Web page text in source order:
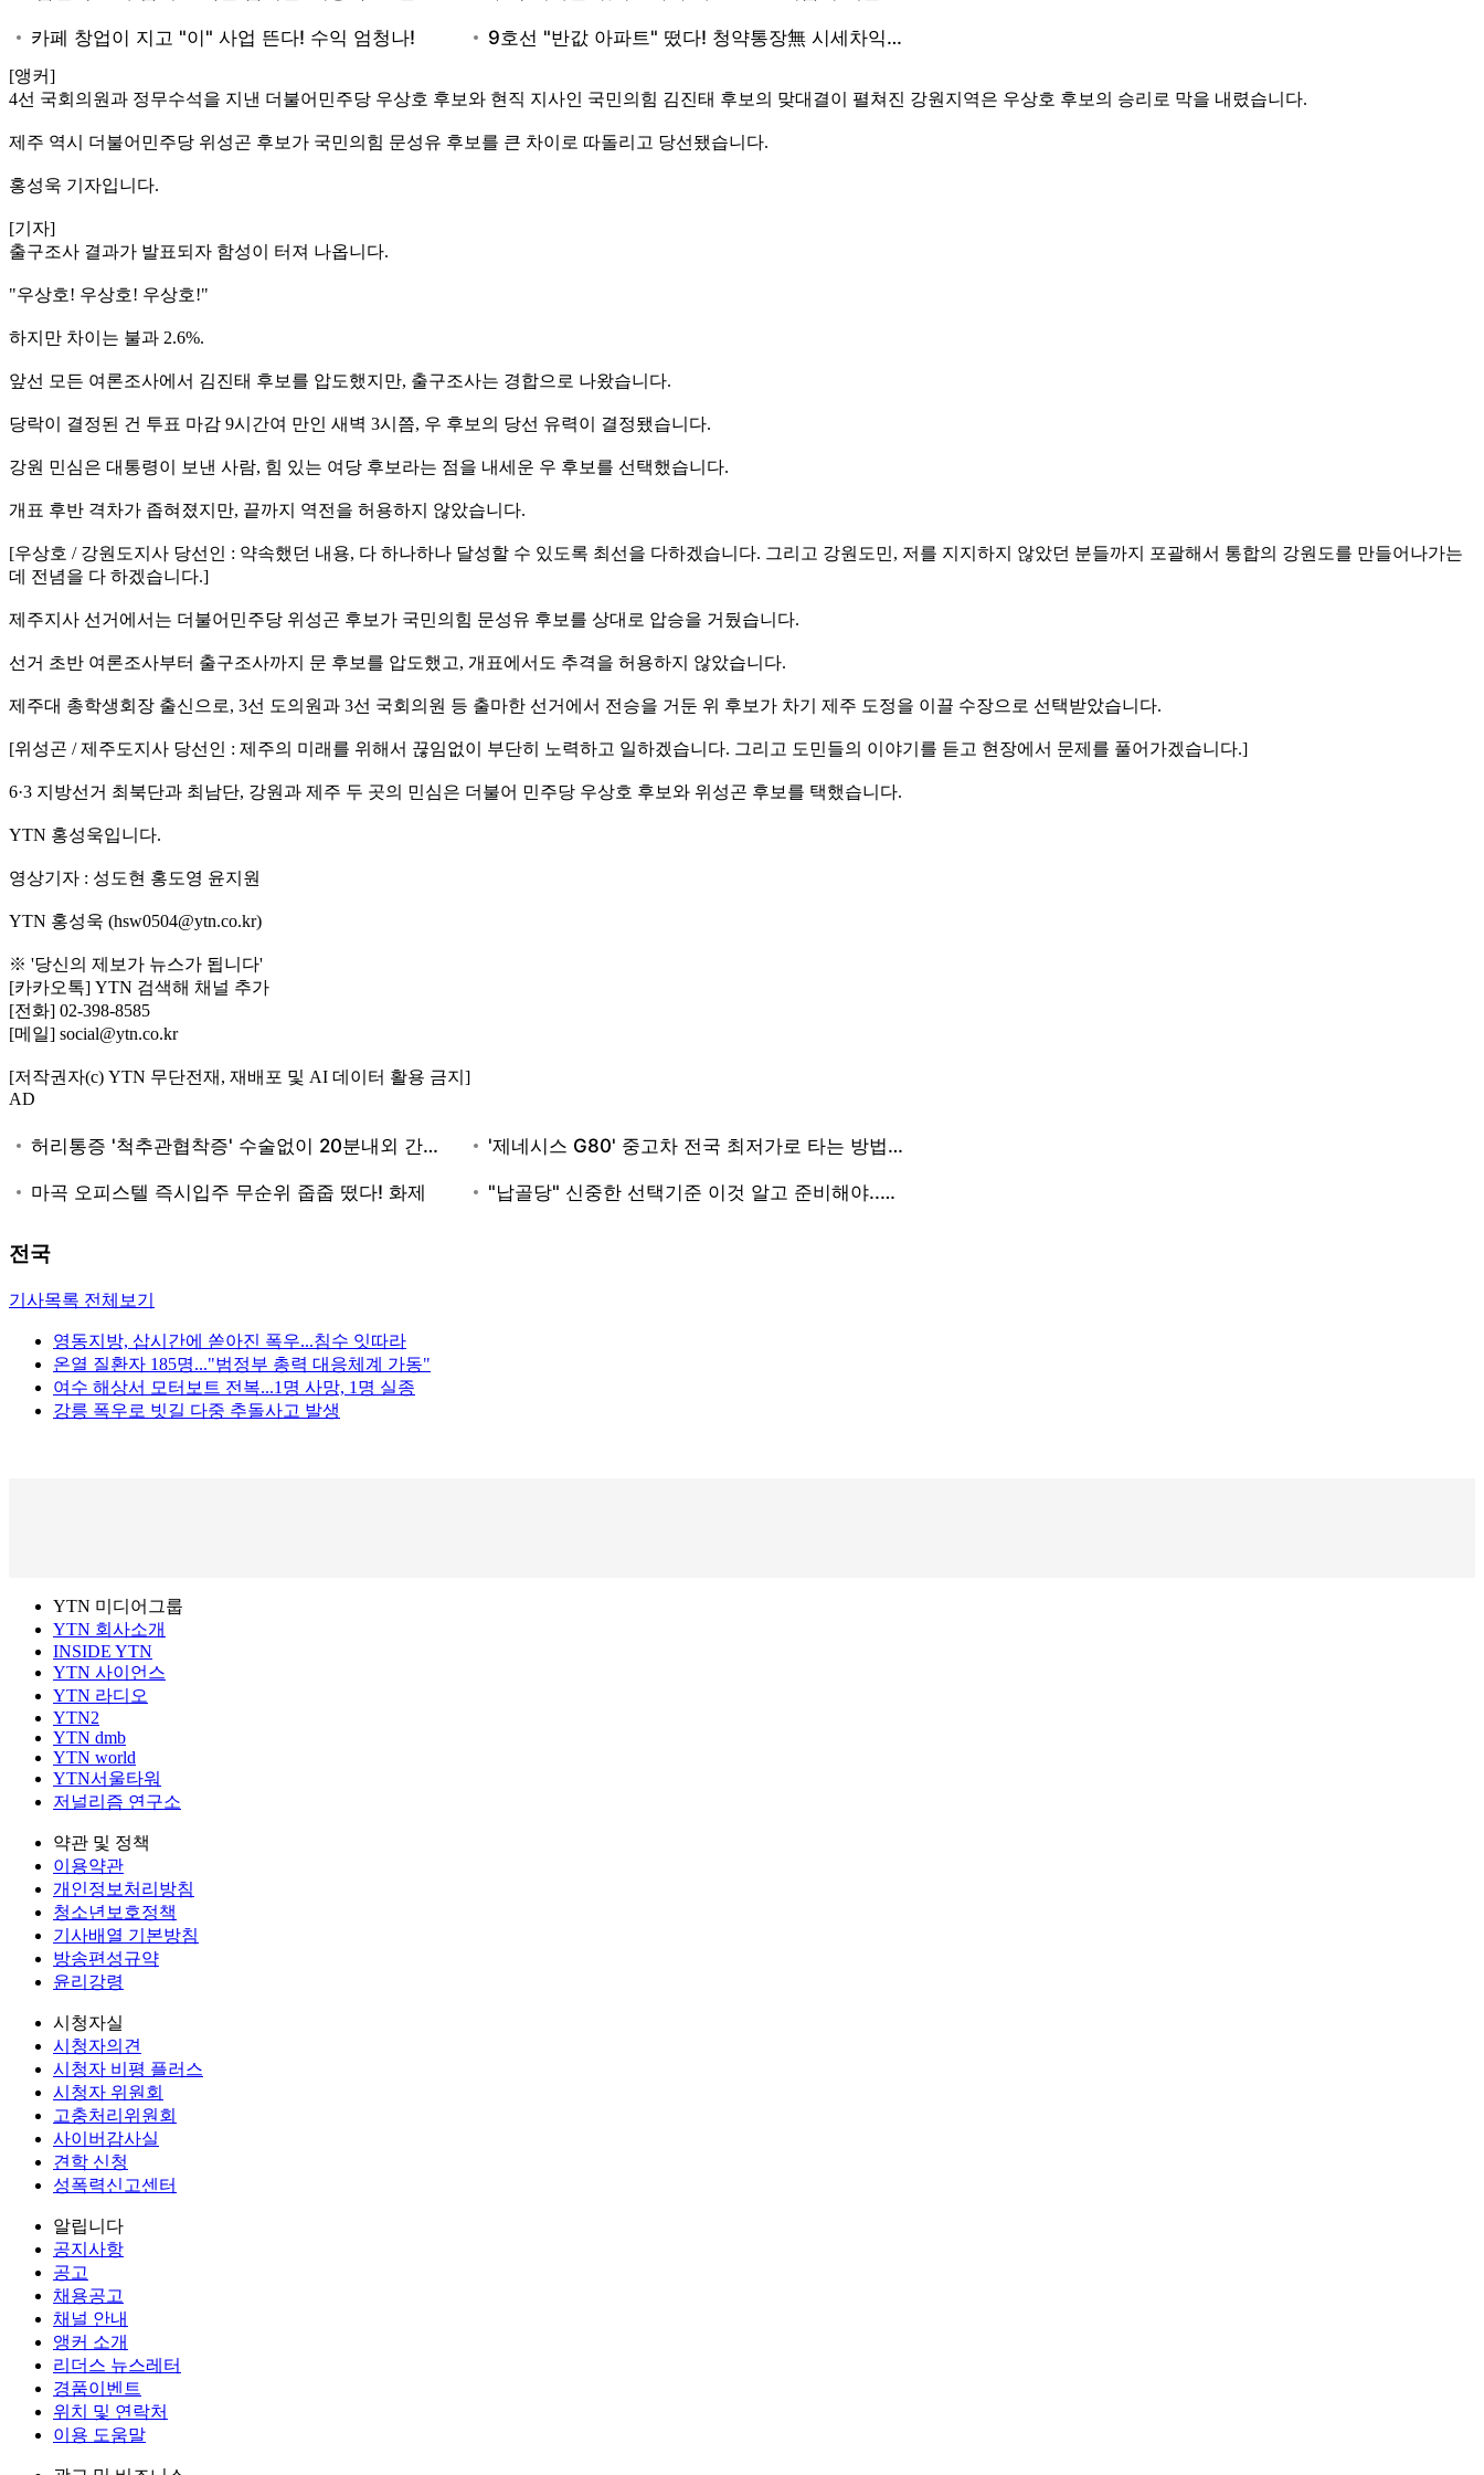
[앵커]
4선 국회의원과 정무수석을 지낸 더불어민주당 우상호 후보와 현직 지사인 국민의힘 김진태 후보의 맞대결이 펼쳐진 강원지역은 우상호 후보의 승리로 막을 내렸습니다.
제주 역시 더불어민주당 위성곤 후보가 국민의힘 문성유 후보를 큰 차이로 따돌리고 당선됐습니다.
홍성욱 기자입니다.
[기자]
출구조사 결과가 발표되자 함성이 터져 나옵니다.
"우상호! 우상호! 우상호!"
하지만 차이는 불과 2.6%.
앞선 모든 여론조사에서 김진태 후보를 압도했지만, 출구조사는 경합으로 나왔습니다.
당락이 결정된 건 투표 마감 9시간여 만인 새벽 3시쯤, 우 후보의 당선 유력이 결정됐습니다.
강원 민심은 대통령이 보낸 사람, 힘 있는 여당 후보라는 점을 내세운 우 후보를 선택했습니다.
개표 후반 격차가 좁혀졌지만, 끝까지 역전을 허용하지 않았습니다.
[우상호 / 강원도지사 당선인 : 약속했던 내용, 다 하나하나 달성할 수 있도록 최선을 다하겠습니다. 그리고 강원도민, 저를 지지하지 않았던 분들까지 포괄해서 통합의 강원도를 만들어나가는
데 전념을 다 하겠습니다.]
제주지사 선거에서는 더불어민주당 위성곤 후보가 국민의힘 문성유 후보를 상대로 압승을 거뒀습니다.
선거 초반 여론조사부터 출구조사까지 문 후보를 압도했고, 개표에서도 추격을 허용하지 않았습니다.
제주대 총학생회장 출신으로, 3선 도의원과 3선 국회의원 등 출마한 선거에서 전승을 거둔 위 후보가 차기 제주 도정을 이끌 수장으로 선택받았습니다.
[위성곤 / 제주도지사 당선인 : 제주의 미래를 위해서 끊임없이 부단히 노력하고 일하겠습니다. 그리고 도민들의 이야기를 듣고 현장에서 문제를 풀어가겠습니다.]
6·3 지방선거 최북단과 최남단, 강원과 제주 두 곳의 민심은 더불어 민주당 우상호 후보와 위성곤 후보를 택했습니다.
YTN 홍성욱입니다.
영상기자 : 성도현 홍도영 윤지원
YTN 홍성욱 (hsw0504@ytn.co.kr)
※ '당신의 제보가 뉴스가 됩니다'
[카카오톡] YTN 검색해 채널 추가
[전화] 02-398-8585
[메일] social@ytn.co.kr
[저작권자(c) YTN 무단전재, 재배포 및 AI 데이터 활용 금지]
AD
전국
기사목록 전체보기
영동지방, 삽시간에 쏟아진 폭우...침수 잇따라
온열 질환자 185명..."범정부 총력 대응체계 가동"
여수 해상서 모터보트 전복...1명 사망, 1명 실종
강릉 폭우로 빗길 다중 추돌사고 발생
YTN 미디어그룹
YTN 회사소개
INSIDE YTN
YTN 사이언스
YTN 라디오
YTN2
YTN dmb
YTN world
YTN서울타워
저널리즘 연구소
약관 및 정책
이용약관
개인정보처리방침
청소년보호정책
기사배열 기본방침
방송편성규약
윤리강령
시청자실
시청자의견
시청자 비평 플러스
시청자 위원회
고충처리위원회
사이버감사실
견학 신청
성폭력신고센터
알립니다
공지사항
공고
채용공고
채널 안내
앵커 소개
리더스 뉴스레터
경품이벤트
위치 및 연락처
이용 도움말